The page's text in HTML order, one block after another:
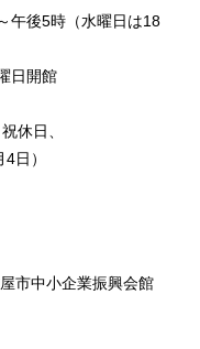
午後5時（水曜日は18
日開館
休日、
日）
市中小企業振興会館